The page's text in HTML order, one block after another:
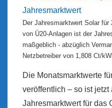
Der Jahresmarktwert Solar
von Ü20-Anlagen ist der
maßgeblich - abzüglich
Netzbetreiber von 1,808 Ct/
Die Monatsmarktwerte
veröffentlich – so ist jetzt
Jahresmarktwert für das